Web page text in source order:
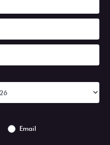
Email